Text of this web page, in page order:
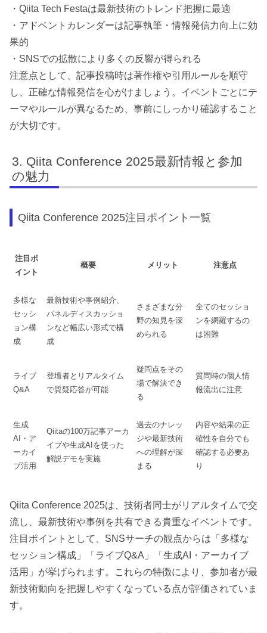
・Qiita Tech Festaは最新技術のトレンド把握に最適
・アドベントカレンダーは記事執筆・情報発信力向上に効
果的
・SNSでの拡散により多くの反響が得られる
注意点として、記事投稿時は著作権や引用ルールを順守
し、正確な情報発信を心がけましょう。イベントごとにテ
ーマやルールが異なるため、事前にしっかり確認すること
が大切です。
Qiita Conference 2025最新情報と参加
の魅力
Qiita Conference 2025注目ポイント一覧
注目ポ
イント
概要 メリット 注意点
多様な
セッシ
ョン構
成
最新技術や事例紹介、
パネルディスカッショ
ンなど幅広い形式で構
成
さまざまな分
野の知見を深
められる
全てのセッショ
ンを網羅するの
は困難
ライブ
Q&A
登壇者とリアルタイム
で質疑応答が可能
疑問点をその
場で解決でき
る
質問時の個人情
報流出に注意
生成
AI・ア
ーカイ
ブ活用
Qiitaの100万記事アーカ
イブや生成AIを使った
解説デモを実施
過去のナレッ
ジや最新技術
への理解が深
まる
内容や結果の正
確性を自分でも
確認する必要あ
り
Qiita Conference 2025は、技術者同士がリアルタイムで交
流し、最新技術や事例を共有できる貴重なイベントです。
注目ポイントとして、SNSサーチの観点からは「多様な
セッション構成」「ライブQ&A」「生成AI・アーカイブ
活用」が挙げられます。これらの特徴により、参加者が最
新技術動向を把握しやすくなっている点が評価されていま
す。